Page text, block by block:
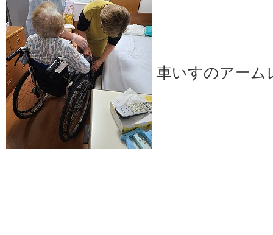
車いすのアーム